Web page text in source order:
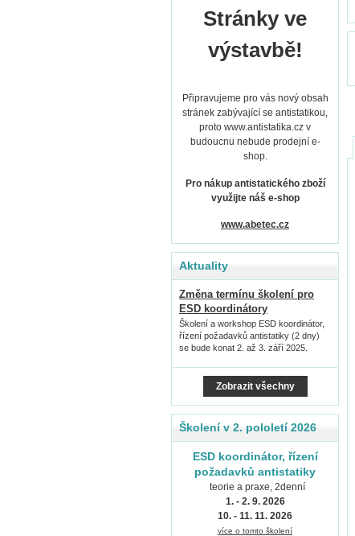
Stránky ve
výstavbě!
Připravujeme pro vás nový obsah
stránek zabývající se antistatikou,
proto www.antistatika.cz v
budoucnu nebude prodejní e-
shop.
Pro nákup antistatického zboží
využijte náš e-shop
www.abetec.cz
Aktuality
Změna termínu školení pro
ESD koordinátory
Školení a workshop ESD koordinátor,
řízení požadavků antistatiky (2 dny)
se bude konat 2. až 3. září 2025.
Zobrazit všechny
Školení v 2. pololetí 2026
ESD koordinátor, řízení
požadavků antistatiky
teorie a praxe, 2denní
1. - 2. 9. 2026
10. - 11. 11. 2026
více o tomto školení